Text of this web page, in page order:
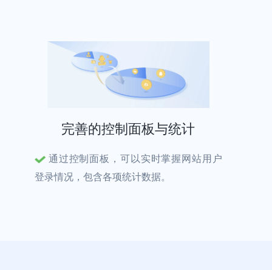
完善的控制面板与统计
登录情况，包含各项统计数据。